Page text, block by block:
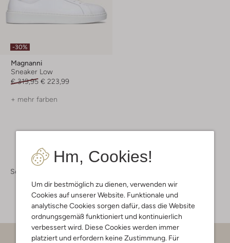
Hm, Cookies!
Um dir bestmöglich zu dienen, verwenden wir
Cookies auf unserer Website. Funktionale und
analytische Cookies sorgen dafür, dass die Website
ordnungsgemäß funktioniert und kontinuierlich
verbessert wird. Diese Cookies werden immer
platziert und erfordern keine Zustimmung. Für
-30%
Magnanni
Sneaker Low
€ 319,95 € 223,99
+ mehr farben
Schuhe